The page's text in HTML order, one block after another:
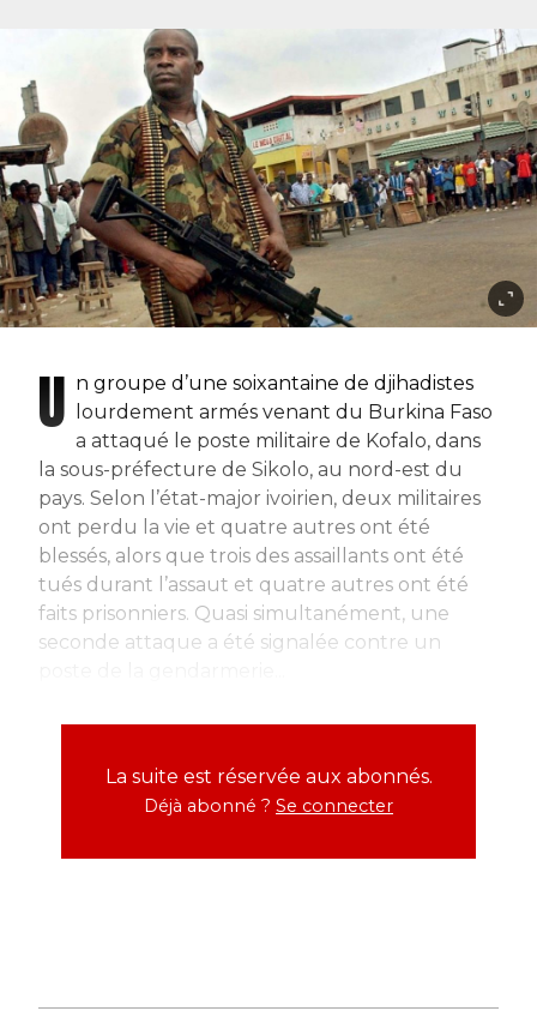
U n groupe d’une soixantaine de djihadistes
lourdement armés venant du Burkina Faso
a attaqué le poste militaire de Kofalo, dans
la sous-préfecture de Sikolo, au nord-est du
pays. Selon l’état-major ivoirien, deux militaires
ont perdu la vie et quatre autres ont été
blessés, alors que trois des assaillants ont été
tués durant l’assaut et quatre autres ont été
faits prisonniers. Quasi simultanément, une
seconde attaque a été signalée contre un
La suite est réservée aux abonnés.
Déjà abonné ? Se connecter